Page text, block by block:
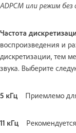
ADPCM или режим
Частота
воспроизведения и
дискретизации, тем
звука. Выберите
5 кГц Приемлемо
11 кГц